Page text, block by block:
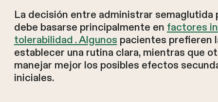
La decisión entre administrar semaglutida
debe basarse principalmente en factores
tolerabilidad . Algunos pacientes prefieren
establecer una rutina clara, mientras que
manejar mejor los posibles efectos
iniciales.